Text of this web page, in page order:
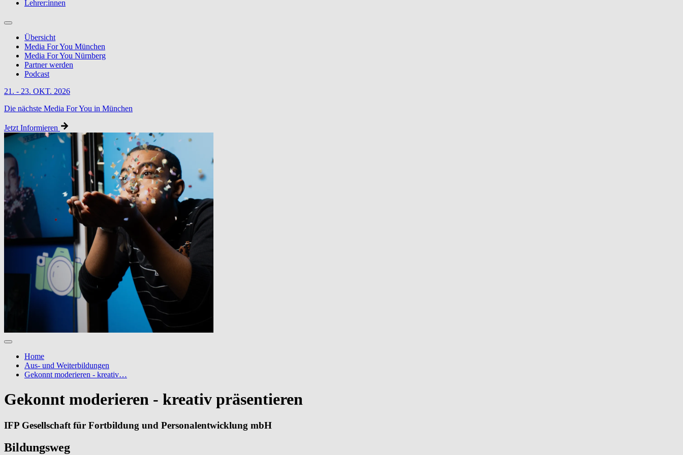
Lehrer:innen
Übersicht
Media For You München
Media For You Nürnberg
Partner werden
Podcast
21. - 23. OKT. 2026
Die nächste Media For You in München
Jetzt Informieren
Home
Aus- und Weiterbildungen
Gekonnt moderieren - kreativ…
Gekonnt moderieren - kreativ präsentieren
IFP Gesellschaft für Fortbildung und Personalentwicklung mbH
Bildungsweg